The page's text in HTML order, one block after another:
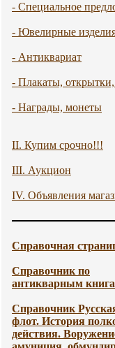
- Специальное
- Ювелирные
- Антиквариат
- Плакаты,
- Награды, монеты
II. Купим срочно!!!
III. Аукцион
IV. Объявления
Справочная
Справочник по
антикварным
Справочник
флот. История
действия.